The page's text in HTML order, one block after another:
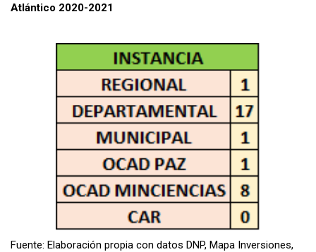
Atlántico 2020-2021
Fuente: Elaboración propia con datos DNP, Mapa Inversiones,